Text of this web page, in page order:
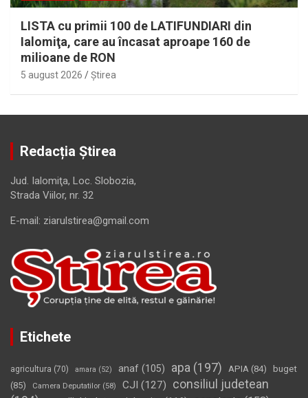
LISTA cu primii 100 de LATIFUNDIARI din
Ialomiţa, care au încasat aproape 160 de
milioane de RON
5 august 2026 Ştirea
Redacția Știrea
Jud. Ialomiţa, Loc. Slobozia,
Strada Viilor, nr. 32
E-mail: ziarulstirea@gmail.com
Etichete
agricultura (70) amara (52) anaf (105) apa (197) APIA (84)
buget
(85)
Camera Deputatilor (58) CJI (127)
consiliul judetean